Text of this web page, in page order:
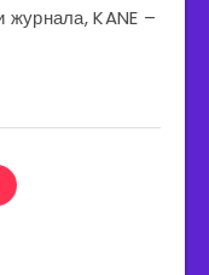
журнала, KANE –